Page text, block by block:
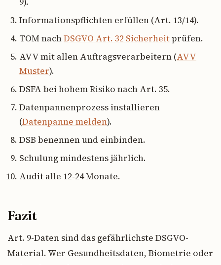
Informationspflichten erfüllen (Art. 13/14).
TOM nachDSGVO Art. 32 Sicherheitprüfen.
AVV mit allen Auftragsverarbeitern (AVV
Muster).
DSFA bei hohem Risiko nach Art. 35.
Datenpannenprozess installieren
(Datenpanne melden).
DSB benennen und einbinden.
Schulung mindestens jährlich.
Audit alle 12-24 Monate.
Fazit
Art. 9-Daten sind das gefährlichste DSGVO-
Material. Wer Gesundheitsdaten, Biometrie oder